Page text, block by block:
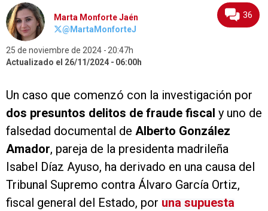
Marta Monforte Jaén
@MartaMonforteJ
25 de noviembre de 2024
20:47h
Actualizado el 26/11/2024
06:00h
36
Un caso que comenzó con la investigación por
dos presuntos delitos de fraude fiscal y uno de
falsedad documental de Alberto González
Amador, pareja de la presidenta madrileña
Isabel Díaz Ayuso, ha derivado en una causa del
Tribunal Supremo contra Álvaro García Ortiz,
fiscal general del Estado, por una supuesta